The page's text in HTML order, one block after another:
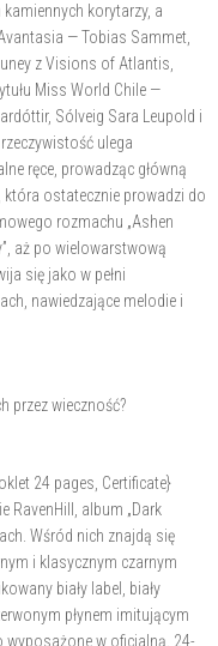
korytarzy, a
— Tobias Sammet,
z Visions of Atlantis,
Miss World Chile —
Sólveig Sara Leupold i
ulega
ręce, prowadząc główną
ostatecznie prowadzi do
rozmachu „Ashen
aż po wielowarstwową
się jako w pełni
nawiedzające melodie i
przez wieczność?
24 pages, Certificate}
RavenHill, album „Dark
Wśród nich znajdą się
i klasycznym czarnym
biały label, biały
płynem imitującym
wyposażone w oficjalną, 24-